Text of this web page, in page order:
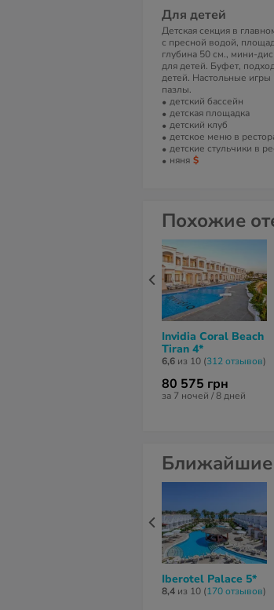
Для детей
Детская секция в
с пресной водой,
глубина 50 см., мини-
для детей. Буфет,
детей. Настольные игры
пазлы.
детский бассейн
детская площадка
детский клуб
детское меню в
детские стульчики в
няня
Похожие
Invidia Coral Beach
Tiran 4*
6,6 из 10 (312 отзывов)
80 575 грн
за 7 ночей / 8 дней
Ближайшие
Iberotel Palace 5*
8,4 из 10 (170 отзывов)